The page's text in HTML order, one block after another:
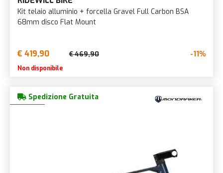
Kit telaio alluminio + forcella Gravel Full Carbon BSA
68mm disco Flat Mount
€ 419,90 € 469,90 -11%
Non disponibile
Spedizione Gratuita